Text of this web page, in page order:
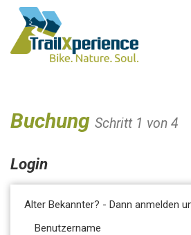
Buchung Schritt 1 von 4
Login
Alter Bekannter? - Dann anmelden
Benutzername